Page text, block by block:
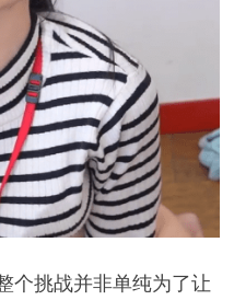
个挑战并非单纯为了让